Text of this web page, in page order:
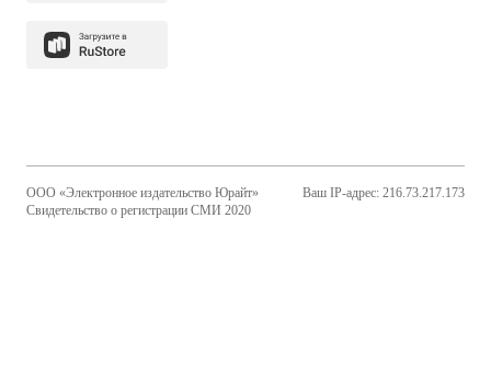
ООО «Электронное издательство Юрайт»
Свидетельство о регистрации СМИ 2020
Ваш IP-адрес: 216.73.217.173